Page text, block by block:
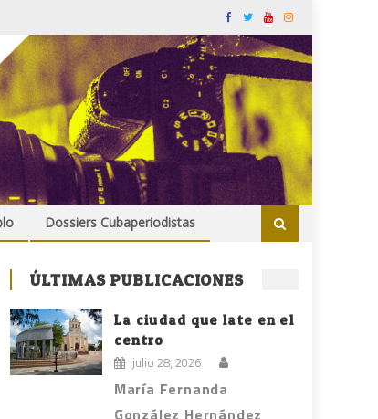
Dossiers Cubaperiodistas
ÚLTIMAS PUBLICACIONES
La ciudad que late en el
centro
julio 28, 2026
María Fernanda